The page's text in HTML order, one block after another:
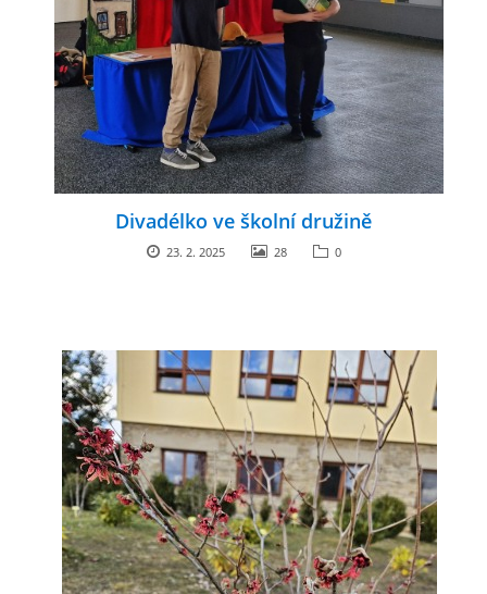
Divadélko ve školní družině
23. 2. 2025 28 0